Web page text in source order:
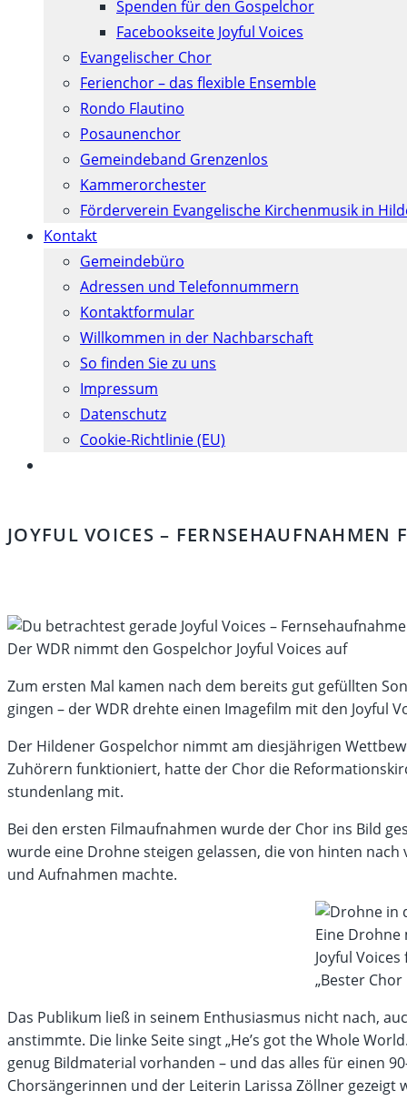
Spenden für den Gospelchor
Facebookseite Joyful Voices
Evangelischer Chor
Ferienchor – das flexible Ensemble
Rondo Flautino
Posaunenchor
Gemeindeband Grenzenlos
Kammerorchester
Förderverein Evangelische Kirchenmusik in
Kontakt
Gemeindebüro
Adressen und Telefonnummern
Kontaktformular
Willkommen in der Nachbarschaft
So finden Sie zu uns
Impressum
Datenschutz
Cookie-Richtlinie (EU)
JOYFUL VOICES – FERNSEHAUFNAHMEN
Der WDR nimmt den Gospelchor Joyful Voices auf
Zum ersten Mal kamen nach dem bereits gut gefüllten
gingen – der WDR drehte einen Imagefilm mit den Joyful
Der Hildener Gospelchor nimmt am diesjährigen
Zuhörern funktioniert, hatte der Chor die
stundenlang mit.
Bei den ersten Filmaufnahmen wurde der Chor ins Bild
wurde eine Drohne steigen gelassen, die von hinten
und Aufnahmen machte.
Eine
Joyful
„Bester
Das Publikum ließ in seinem Enthusiasmus nicht nach,
anstimmte. Die linke Seite singt „He’s got the Whole
genug Bildmaterial vorhanden – und das alles für einen
Chorsängerinnen und der Leiterin Larissa Zöllner gezeigt